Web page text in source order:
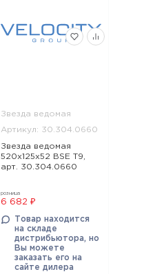
Звезда ведомая
Артикул: 30.304.0660
Звезда ведомая
520x125x52 BSE T9,
арт. 30.304.0660
розница
6 682 ₽
Товар находится
на складе
дистрибьютора, но
Вы можете
заказать его на
сайте дилера